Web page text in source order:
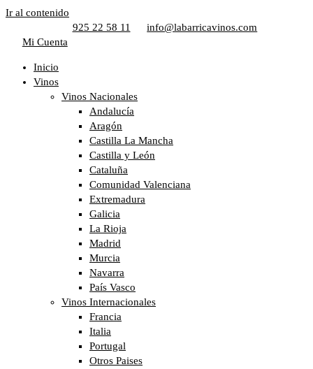
Ir al contenido
925 22 58 11
info@labarricavinos.com
Mi Cuenta
Inicio
Vinos
Vinos Nacionales
Andalucía
Aragón
Castilla La Mancha
Castilla y León
Cataluña
Comunidad Valenciana
Extremadura
Galicia
La Rioja
Madrid
Murcia
Navarra
País Vasco
Vinos Internacionales
Francia
Italia
Portugal
Otros Paises